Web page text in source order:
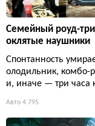
Семейный роуд-
оклятые наушники
Спонтанность
олодильник, комбо-
и, иначе — три часа
Авто 4 795